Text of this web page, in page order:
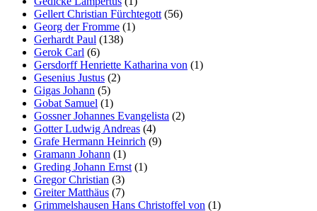
Gellert Christian Fürchtegott(56)
Georg der Fromme (1)
Gerhardt Paul (138)
Gerok Carl (6)
Gersdorff Henriette Katharina von (1)
Gesenius Justus (2)
Gigas Johann (5)
Gobat Samuel (1)
Gossner Johannes Evangelista (2)
Gotter Ludwig Andreas (4)
Grafe Hermann Heinrich (9)
Gramann Johann (1)
Greding Johann Ernst(1)
Gregor Christian (3)
Greiter Matthäus (7)
Grimmelshausen Hans Christoffel von (1)